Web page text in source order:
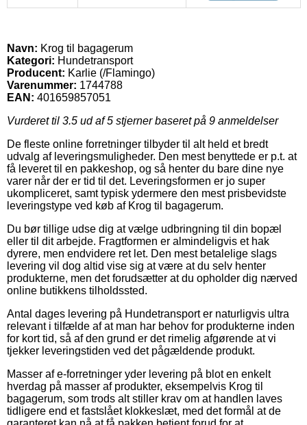
Navn: Krog til bagagerum
Kategori: Hundetransport
Producent: Karlie (/Flamingo)
Varenummer: 1744788
EAN: 401659857051
Vurderet til 3.5 ud af 5 stjerner baseret på 9 anmeldelser
De fleste online forretninger tilbyder til alt held et bredt
udvalg af leveringsmuligheder. Den mest benyttede er p.t. at
få leveret til en pakkeshop, og så henter du bare dine nye
varer når der er tid til det. Leveringsformen er jo super
ukompliceret, samt typisk ydermere den mest prisbevidste
leveringstype ved køb af Krog til bagagerum.
Du bør tillige udse dig at vælge udbringning til din bopæl
eller til dit arbejde. Fragtformen er almindeligvis et hak
dyrere, men endvidere ret let. Den mest betalelige slags
levering vil dog altid vise sig at være at du selv henter
produkterne, men det forudsætter at du opholder dig nærved
online butikkens tilholdssted.
Antal dages levering på Hundetransport er naturligvis ultra
relevant i tilfælde af at man har behov for produkterne inden
for kort tid, så af den grund er det rimelig afgørende at vi
tjekker leveringstiden ved det pågældende produkt.
Masser af e-forretninger yder levering på blot en enkelt
hverdag på masser af produkter, eksempelvis Krog til
bagagerum, som trods alt stiller krav om at handlen laves
tidligere end et fastslået klokkeslæt, med det formål at de